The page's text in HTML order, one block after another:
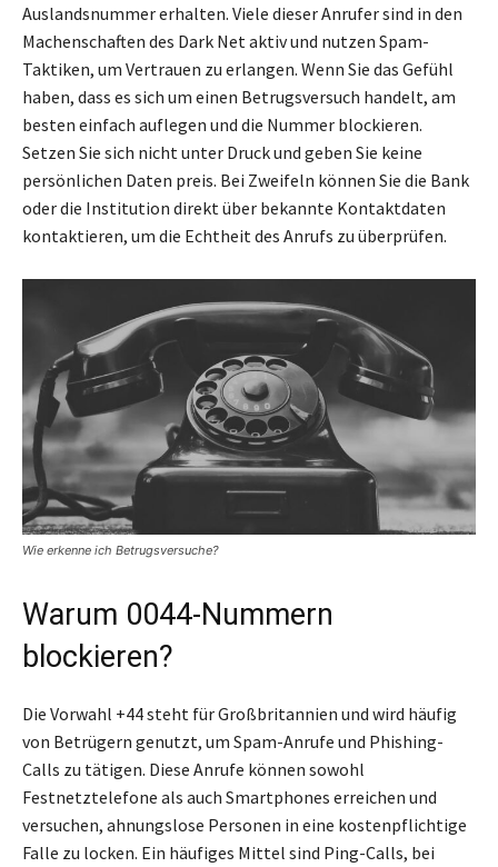
Auslandsnummer erhalten. Viele dieser Anrufer sind in den
Machenschaften des Dark Net aktiv und nutzen Spam-
Taktiken, um Vertrauen zu erlangen. Wenn Sie das Gefühl
haben, dass es sich um einen Betrugsversuch handelt, am
besten einfach auflegen und die Nummer blockieren.
Setzen Sie sich nicht unter Druck und geben Sie keine
persönlichen Daten preis. Bei Zweifeln können Sie die Bank
oder die Institution direkt über bekannte Kontaktdaten
kontaktieren, um die Echtheit des Anrufs zu überprüfen.
Wie erkenne ich Betrugsversuche?
Warum 0044-Nummern
blockieren?
Die Vorwahl +44 steht für Großbritannien und wird häufig
von Betrügern genutzt, um Spam-Anrufe und Phishing-
Calls zu tätigen. Diese Anrufe können sowohl
Festnetztelefone als auch Smartphones erreichen und
versuchen, ahnungslose Personen in eine kostenpflichtige
Falle zu locken. Ein häufiges Mittel sind Ping-Calls, bei